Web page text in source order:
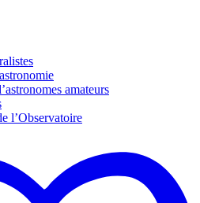
amateurs
l’Observatoire